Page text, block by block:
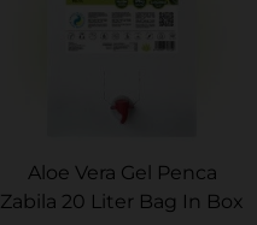
Aloe Vera Gel Penca
Zabila 20 Liter Bag In Box